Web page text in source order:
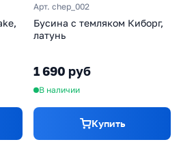
Арт. chep_002
Бусина с темляком Киборг,
латунь
1 690 руб
В наличии
Купить